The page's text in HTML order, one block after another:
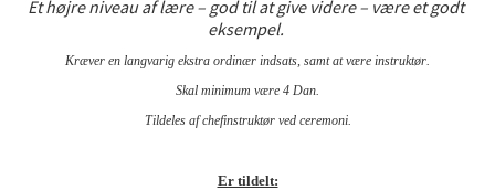
Et højre niveau af lære – god til at give videre – være et godt
eksempel.
Kræver en langvarig ekstra ordinær indsats, samt at være instruktør.
Skal minimum være 4 Dan.
Tildeles af chefinstruktør ved ceremoni.
Er tildelt: